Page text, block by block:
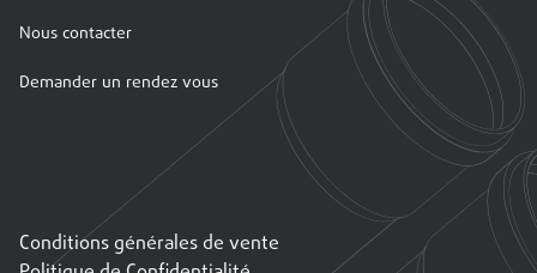
Nous contacter
Demander un rendez vous
Conditions générales de vente